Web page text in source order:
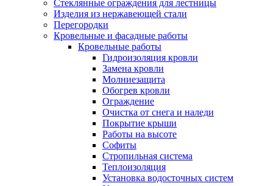
Стеклянные ограждения для лестницы
Изделия из нержавеющей стали
Перегородки
Кровельные и фасадные работы
Кровельные работы
Гидроизоляция кровли
Замена кровли
Молниезащита
Обогрев кровли
Ограждение
Очистка от снега и наледи
Покрытие крыши
Работы на высоте
Софиты
Стропильная система
Теплоизоляция
Установка водосточных систем